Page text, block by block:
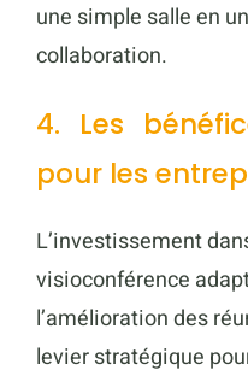
une simple salle en
collaboration.
4. Les
pour les
L’investissement
visioconférence
l’amélioration des
levier stratégique